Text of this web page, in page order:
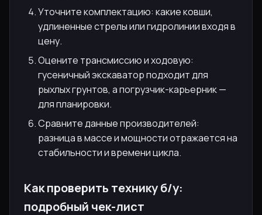
Уточните комплектацию: какие ковши,
удлиненные стрелы или гидролинии входя в
цену.
Оцените трансмиссию и ходовую:
гусеничный экскаватор подходит для
рыхлых грунтов, а погрузчик-карьерник —
для планировки.
Сравните данные производителей:
разница в массе и мощности отражается на
стабильности и времени цикла.
Как проверить технику б/у:
подробный чек-лист